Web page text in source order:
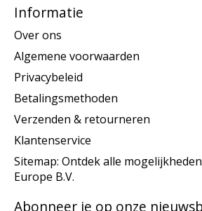
Informatie
Over ons
Algemene voorwaarden
Privacybeleid
Betalingsmethoden
Verzenden & retourneren
Klantenservice
Sitemap: Ontdek alle
Europe B.V.
Abonneer je op onze